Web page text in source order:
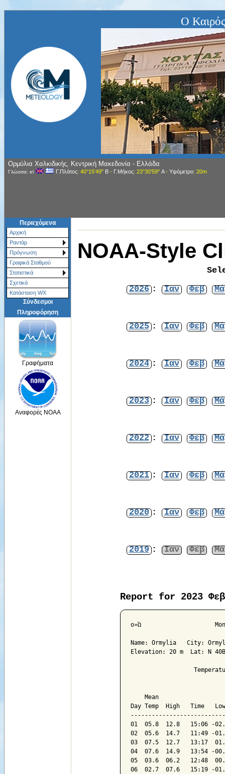
Ο
Ορμύλια Χαλκιδικής, Κεντρική Μακεδονία - Ελλάδα
Γλώσσα: el Γ.Πλάτος: 40°15'49" Β- Γ.Μήκος: 23°30'59" Α- Υψόμετρο: 20m
Περιεχόμενα
Αρχική
Ραντάρ
Πρόγνωση
Γραφικά Σταθμού
Στατιστικά
Σχετικά
Κατάσταση WX
Σύνδεσμοι
Πληροφόρηση
Γραφήματα
Αναφορές NOAA
NOAA-Style
2026 : Ιαν Φεβ
2025 : Ιαν Φεβ
2024 : Ιαν Φεβ
2023 : Ιαν Φεβ
2022 : Ιαν Φεβ
2021 : Ιαν Φεβ
2020 : Ιαν Φεβ
2019 : Ιαν Φεβ
Report for 2023
ο»Ώ			Monthly Climatological Summary for Feb 2023
Name: Ormylia   City:
Elevation: 20 m  Lat: N
Mean
Day Temp  High   Time
01  05.8  12.8   15:06 -
02  05.6  14.7   11:49 -
03  07.5  12.7   13:17
04  07.6  14.9   13:54 -
05  03.6  06.2   12:48
06  02.7  07.6   15:19 -